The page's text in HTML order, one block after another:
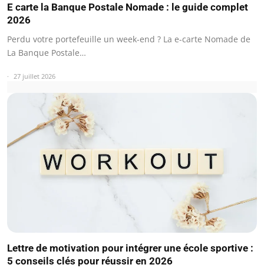
E carte la Banque Postale Nomade : le guide complet
2026
Perdu votre portefeuille un week-end ? La e-carte Nomade de
La Banque Postale…
27 juillet 2026
Lettre de motivation pour intégrer une école sportive :
5 conseils clés pour réussir en 2026